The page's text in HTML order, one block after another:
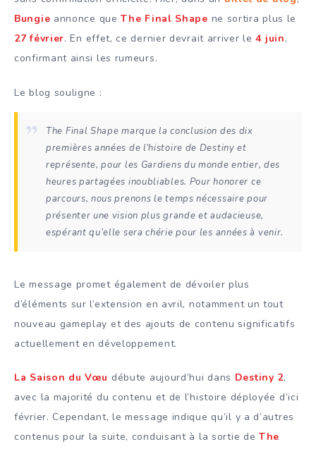
Bungie annonce queThe Final Shape ne sortira plus le
27 février. En effet, ce dernier devrait arriver le4 juin,
confirmant ainsi les rumeurs.
Le blog souligne :
The Final Shape marque la conclusion des dix
premières années de l’histoire de Destiny et
représente, pour les Gardiens du monde entier, des
heures partagées inoubliables. Pour honorer ce
parcours, nous prenons le temps nécessaire pour
présenter une vision plus grande et audacieuse,
espérant qu’elle sera chérie pour les années à venir.
Le message promet également de dévoiler plus
d’éléments sur l’extension en avril, notamment un tout
nouveau gameplay et des ajouts de contenu significatifs
actuellement en développement.
La Saison du Vœu débute aujourd’hui dans Destiny 2,
avec la majorité du contenu et de l’histoire déployée d’ici
février. Cependant, le message indique qu’il y a d’autres
contenus pour la suite, conduisant à la sortie deThe